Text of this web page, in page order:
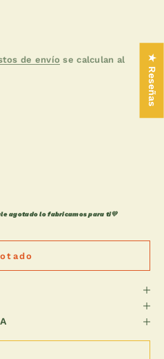
de envío se calculan al
agotado lo fabricamos para ti💛
★ Reseñas